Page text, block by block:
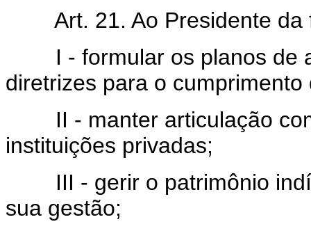
Art. 21. Ao Presidente da
I - formular os planos de
diretrizes para o
II - manter articulação
instituições privadas;
III - gerir o patrimônio
sua gestão;